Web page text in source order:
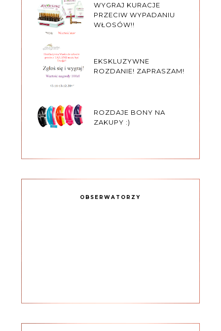
WYGRAJ KURACJE
PRZECIW WYPADANIU
WŁOSÓW!!
EKSKLUZYWNE
ROZDANIE! ZAPRASZAM!
ROZDAJE BONY NA
ZAKUPY :)
OBSERWATORZY